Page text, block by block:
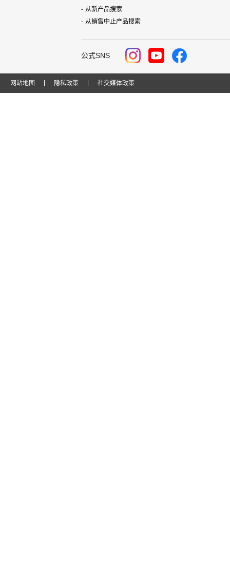
从新产品搜索
从销售中止产品搜索
公式SNS
网站地图 隐私政策 社交媒体政策